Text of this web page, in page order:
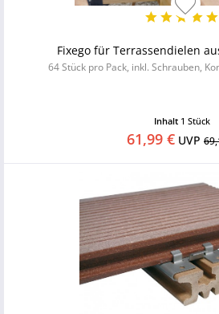
Fixego für Terrassendielen
64 Stück pro Pack, inkl. Schrauben,
Inhalt 1 Stück
61,99 € UVP